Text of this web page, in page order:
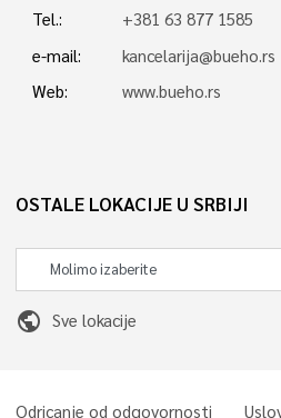
Tel.:
+381 63 877 1585
e-mail:
kancelarija@bueho.rs
Web:
www.bueho.rs
OSTALE LOKACIJE U SRBIJI
public Sve lokacije
Odricanje od odgovornosti